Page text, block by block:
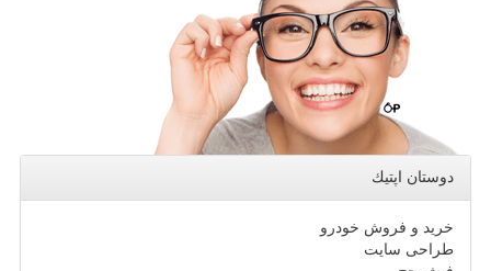
دوستان اپتیك
خرید و فروش خودرو
طراحی سایت